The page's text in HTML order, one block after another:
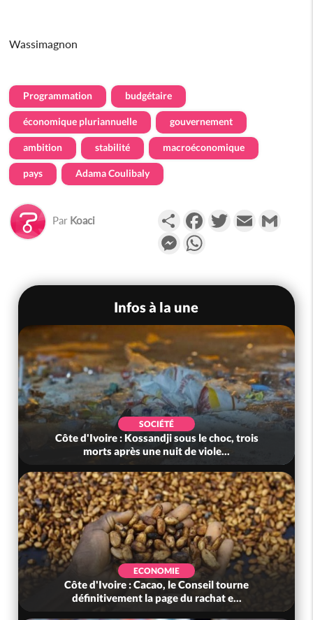
Wassimagnon
Programmation budgétaire
économique pluriannuelle gouvernement
ambition stabilité macroéconomique
pays Adama Coulibaly
Par Koaci PartagerFacebookTwitterEmail
Messenger
Infos à la une
SOCIÉTÉ
Côte d'Ivoire : Kossandji sous le choc, trois
morts après une nuit de viole...
ECONOMIE
Côte d'Ivoire : Cacao, le Conseil tourne
définitivement la page du rachat e...